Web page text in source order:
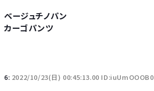
ベージュチノパン
カーゴパンツ
6: 2022/10/23(日) 00:45:13.00 ID:iuUmOOOB0